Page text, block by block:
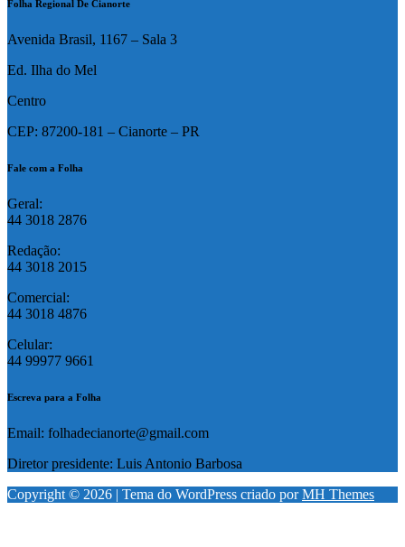
Folha Regional De Cianorte
Avenida Brasil, 1167 – Sala 3
Ed. Ilha do Mel
Centro
CEP: 87200-181 – Cianorte – PR
Fale com a Folha
Geral:
44 3018 2876
Redação:
44 3018 2015
Comercial:
44 3018 4876
Celular:
44 99977 9661
Escreva para a Folha
Email: folhadecianorte@gmail.com
Diretor presidente: Luis Antonio Barbosa
Copyright © 2026 | Tema do WordPress criado porMH Themes